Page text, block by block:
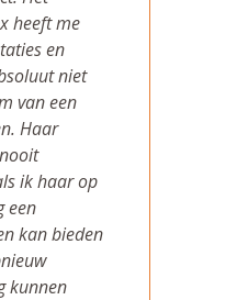
heeft me
en
niet
van een
Haar
ik haar op
een
kan bieden
kunnen